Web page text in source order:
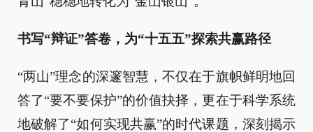
书写“辩证”答卷，为“十五五”探索共赢路径
“两山”理念的深邃智慧，不仅在于旗帜鲜明地回
答了“要不要保护”的价值抉择，更在于科学系统
地破解了“如何实现共赢”的时代课题，深刻揭示